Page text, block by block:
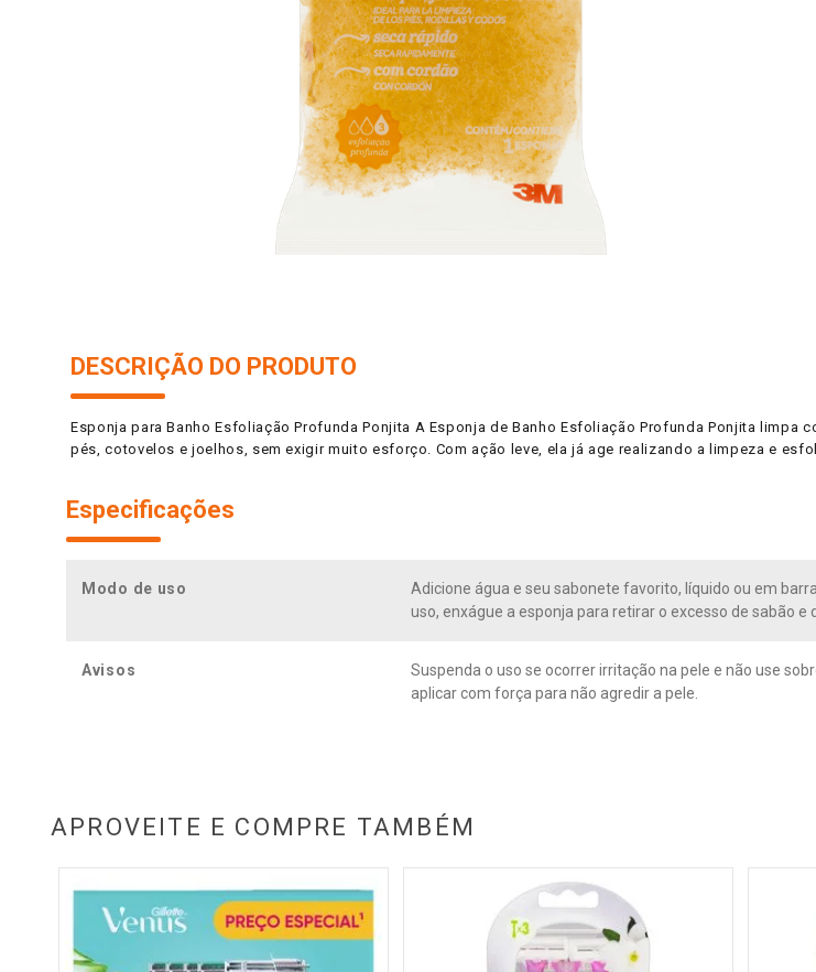
DESCRIÇÃO DO PRODUTO
Esponja para Banho Esfoliação Profunda Ponjita A Esponja de Banho Esfoliação Profunda Ponjita
pés, cotovelos e joelhos, sem exigir muito esforço. Com ação leve, ela já age realizando a limpeza e
Especificações
Modo de uso
Adicione água e seu sabonete favorito, líquido ou em
uso, enxágue a esponja para retirar o excesso de sabão e
Avisos
Suspenda o uso se ocorrer irritação na pele e não use
aplicar com força para não agredir a pele.
APROVEITE E COMPRE TAMBÉM